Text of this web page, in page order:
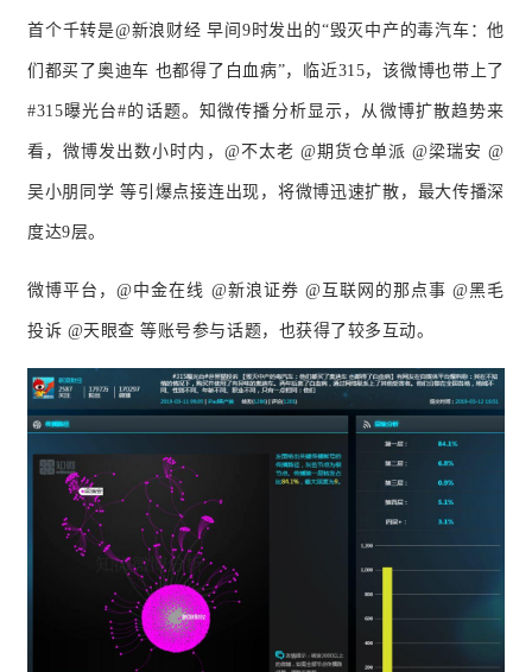
首个千转是@新浪财经 早间9时发出的“毁灭中产的毒汽车：他
们都买了奥迪车 也都得了白血病”，临近315，该微博也带上了
#315曝光台#的话题。知微传播分析显示，从微博扩散趋势来
看，微博发出数小时内，@不太老 @期货仓单派 @梁瑞安 @
吴小朋同学 等引爆点接连出现，将微博迅速扩散，最大传播深
度达9层。
微博平台，@中金在线 @新浪证券 @互联网的那点事 @黑毛
投诉 @天眼查 等账号参与话题，也获得了较多互动。